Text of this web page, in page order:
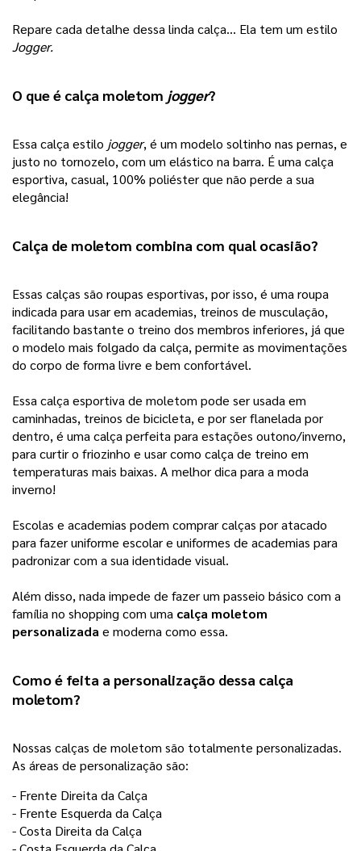
Repare cada detalhe dessa linda calça… Ela tem um estilo
Jogger.
O que é calça moletom jogger?
Essa calça estilo jogger, é um modelo soltinho nas pernas, e
justo no tornozelo, com um elástico na barra. É uma calça
esportiva, casual, 100% poliéster que não perde a sua
elegância!
Calça de moletom combina com qual ocasião?
Essas calças são roupas esportivas, por isso, é uma roupa
indicada para usar em academias, treinos de musculação,
facilitando bastante o treino dos membros inferiores, já que
o modelo mais folgado da calça, permite as movimentações
do corpo de forma livre e bem confortável.
Essa calça esportiva de moletom pode ser usada em
caminhadas, treinos de bicicleta, e por ser flanelada por
dentro, é uma calça perfeita para estações outono/inverno,
para curtir o friozinho e usar como calça de treino em
temperaturas mais baixas. A melhor dica para a moda
inverno!
Escolas e academias podem comprar calças por atacado
para fazer uniforme escolar e uniformes de academias para
padronizar com a sua identidade visual.
Além disso, nada impede de fazer um passeio básico com a
família no shopping com uma calça moletom
personalizadae moderna como essa.
Como é feita a personalização dessa calça
moletom?
Nossas calças de moletom são totalmente personalizadas.
As áreas de personalização são:
- Frente Direita da Calça
- Frente Esquerda da Calça
- Costa Direita da Calça